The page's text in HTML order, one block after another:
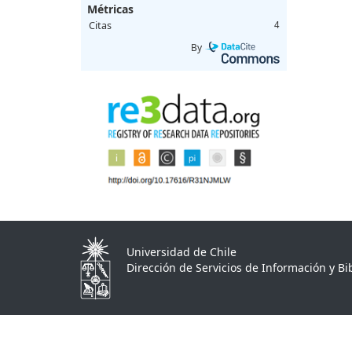
Métricas
Citas 4
By
Universidad de Chile
Dirección de Servicios de Información y